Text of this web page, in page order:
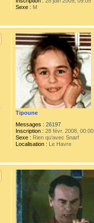
Sexe : M
Tipoune
Messages : 26197
Inscription : 28 févr. 2008, 00:00
Sexe : Rien qu'avec Snarf
Localisation : Le Havre